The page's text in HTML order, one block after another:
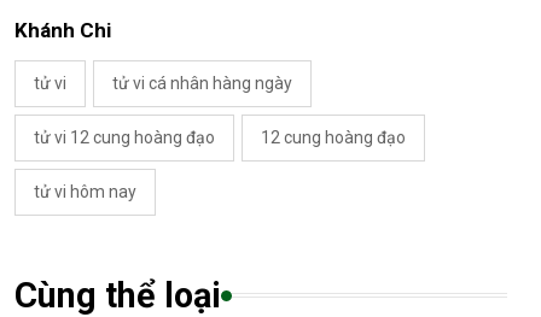
Khánh Chi
tử vi tử vi cá nhân hàng ngày
tử vi 12 cung hoàng đạo 12 cung hoàng đạo
tử vi hôm nay
Cùng thể loại